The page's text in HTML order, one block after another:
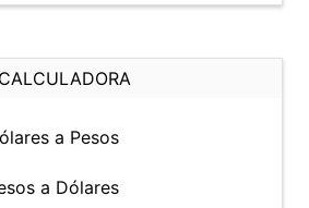
CALCULADORA
a Pesos
a Dólares